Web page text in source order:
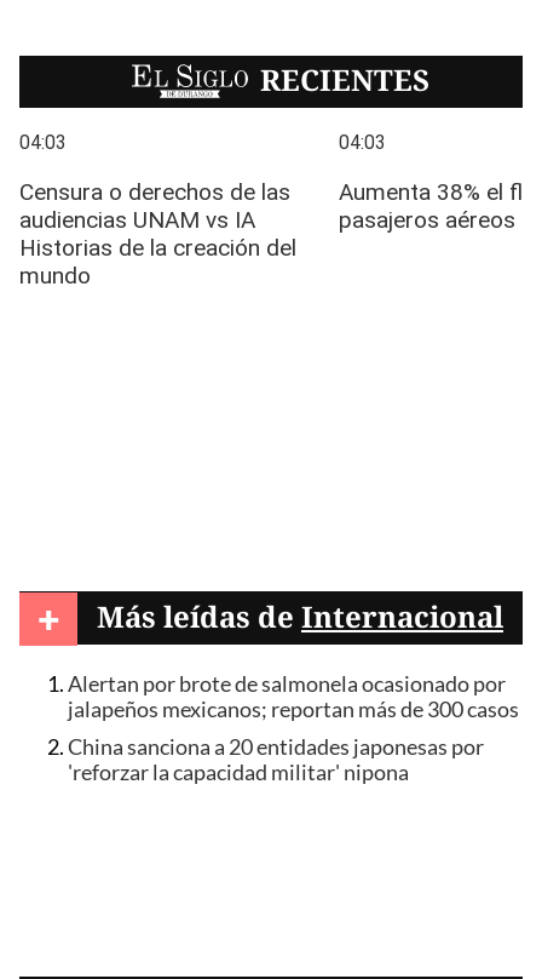
EL SIGLO RECIENTES
+ Más leídas de Internacional
Alertan por brote de salmonela ocasionado por
jalapeños mexicanos; reportan más de 300 casos
China sanciona a 20 entidades japonesas por
'reforzar la capacidad militar' nipona